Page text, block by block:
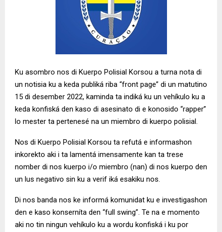
Ku asombro nos di Kuerpo Polisial Korsou a turna nota di
un notisia ku a keda publiká riba “front page” di un matutino
15 di desember 2022, kaminda ta indiká ku un vehíkulo ku a
keda konfiská den kaso di asesinato di e konosido “rapper”
lo mester ta pertenesé na un miembro di kuerpo polisial.
Nos di Kuerpo Polisial Korsou ta refutá e informashon
inkorekto aki i ta lamentá imensamente kan ta trese
nomber di nos kuerpo i/o miembro (nan) di nos kuerpo den
un lus negativo sin ku a verif iká esakiku nos.
Di nos banda nos ke informá komunidat ku e investigashon
den e kaso konserníta den “full swing”. Te na e momento
aki no tin ningun vehíkulo ku a wordu konfiská i ku por